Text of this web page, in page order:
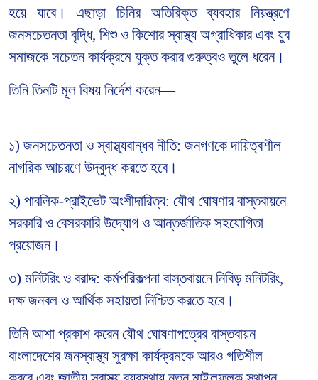
হয়ে যাবে। এছাড়া চিনির অতিরিক্ত ব্যবহার নিয়ন্ত্রণে
জনসচেতনতা বৃদ্ধি, শিশু ও কিশোর স্বাস্থ্য অগ্রাধিকার এবং যুব
সমাজকে সচেতন কার্যক্রমে যুক্ত করার গুরুত্বও তুলে ধরেন।
তিনি তিনটি মূল বিষয় নির্দেশ করেন—
১) জনসচেতনতা ও স্বাস্থ্যবান্ধব নীতি: জনগণকে দায়িত্বশীল
নাগরিক আচরণে উদ্বুদ্ধ করতে হবে।
২) পাবলিক-প্রাইভেট অংশীদারিত্ব: যৌথ ঘোষণার বাস্তবায়নে
সরকারি ও বেসরকারি উদ্যোগ ও আন্তর্জাতিক সহযোগিতা
প্রয়োজন।
৩) মনিটরিং ও বরাদ্দ: কর্মপরিকল্পনা বাস্তবায়নে নিবিড় মনিটরিং,
দক্ষ জনবল ও আর্থিক সহায়তা নিশ্চিত করতে হবে।
তিনি আশা প্রকাশ করেন যৌথ ঘোষণাপত্রের বাস্তবায়ন
বাংলাদেশের জনস্বাস্থ্য সুরক্ষা কার্যক্রমকে আরও গতিশীল